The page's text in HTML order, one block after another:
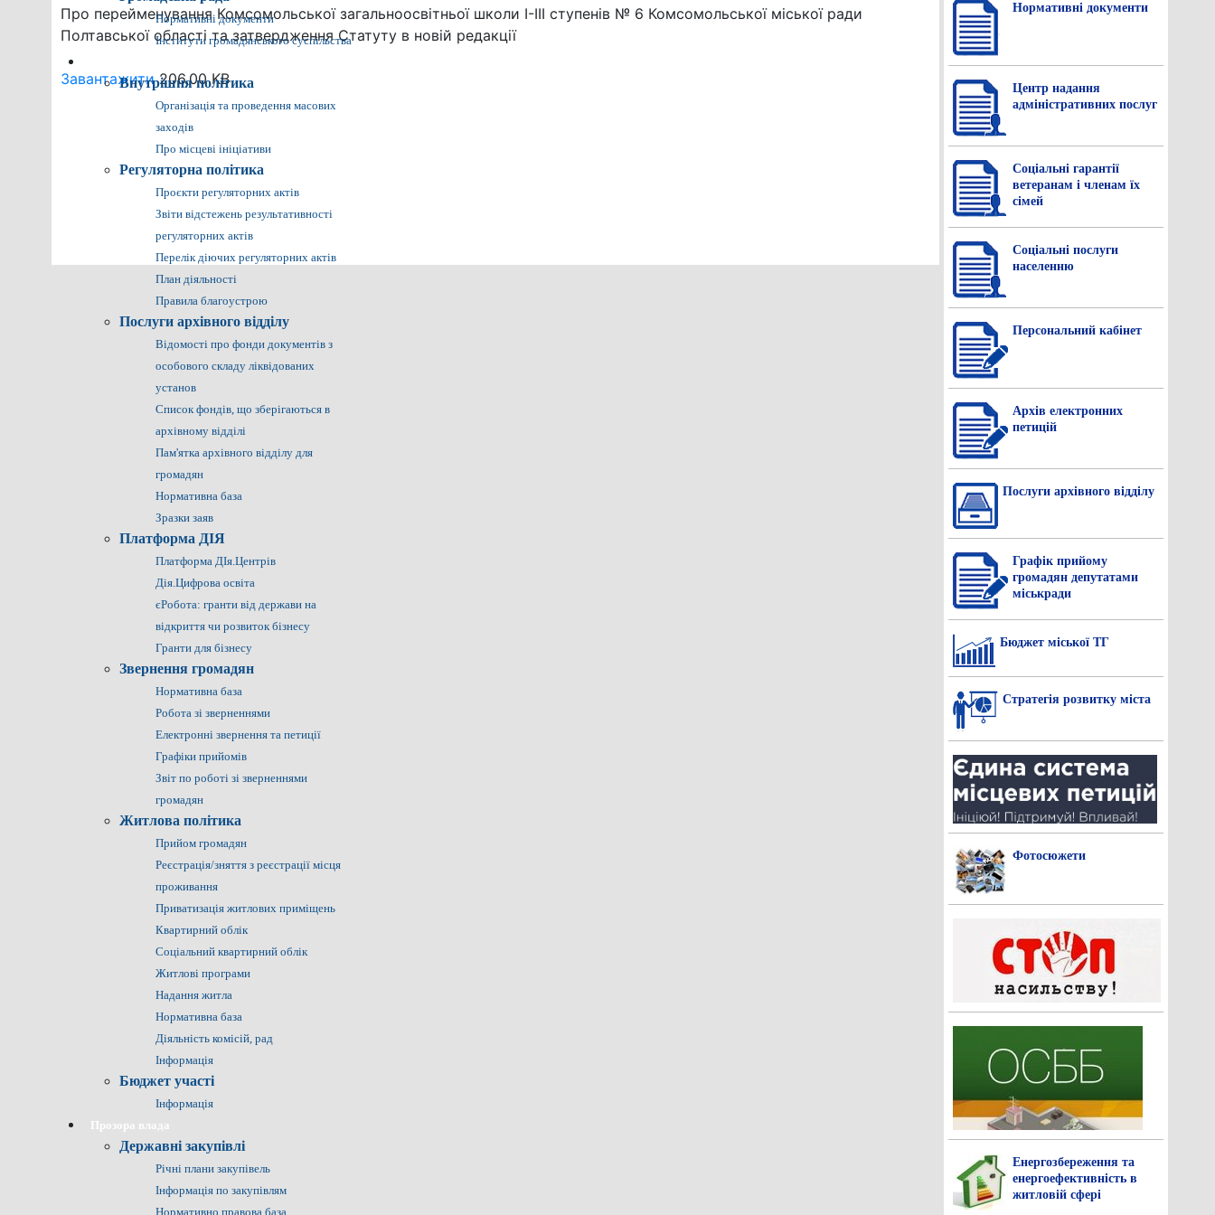
Нормативні документи
Інститути громадянського суспільства
Внутрішня політика
Організація та проведення масових
заходів
Про місцеві ініціативи
Регуляторна політика
Проєкти регуляторних актів
Звіти відстежень результативності
регуляторних актів
Перелік діючих регуляторних актів
План діяльності
Правила благоустрою
Послуги архівного відділу
Відомості про фонди документів з
особового складу ліквідованих
установ
Список фондів, що зберігаються в
архівному відділі
Пам'ятка архівного відділу для
громадян
Нормативна база
Зразки заяв
Платформа ДІЯ
Платформа ДІя.Центрів
Дія.Цифрова освіта
єРобота: гранти від держави на
відкриття чи розвиток бізнесу
Гранти для бізнесу
Звернення громадян
Нормативна база
Робота зі зверненнями
Електронні звернення та петиції
Графіки прийомів
Звіт по роботі зі зверненнями
громадян
Житлова політика
Прийом громадян
Реєстрація/зняття з реєстрації місця
проживання
Приватизація житлових приміщень
Квартирний облік
Соціальний квартирний облік
Житлові програми
Надання житла
Нормативна база
Діяльність комісій, рад
Інформація
Бюджет участі
Інформація
Прозора влада
Державні закупівлі
Річні плани закупівель
Інформація по закупівлям
Нормативно правова база
Про перейменування Комсомольської загальноосвітньої школи І-ІІІ ступенів № 6 Комсомольської міської ради
Полтавської області та затвердження Статуту в новій редакції
Завантажити206.00 KB
Нормативнi документи
Центр надання
адміністративних послуг
Соціальні гарантії
ветеранам і членам їх
сімей
Соціальні послуги
населенню
Персональний кабінет
Архів електронних
петицій
Послуги архівного відділу
Графік прийому
громадян депутатами
міськради
Бюджет міської ТГ
Стратегія розвитку міста
Фотосюжети
Енергозбереження та
енергоефективність в
житловій сфері